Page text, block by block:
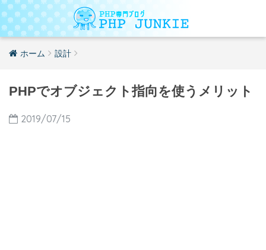
ホーム 設計
PHPでオブジェクト指向を使うメリット
2019/07/15